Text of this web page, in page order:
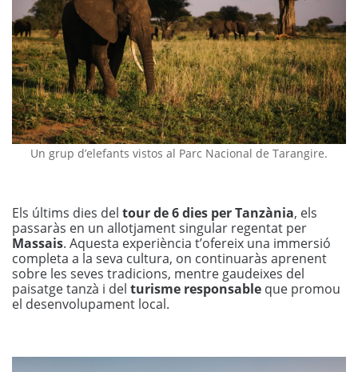
Un grup d’elefants vistos al Parc Nacional de Tarangire.
Els últims dies del tour de 6 dies per Tanzània, els
passaràs en un allotjament singular regentat per
Massais. Aquesta experiència t’ofereix una immersió
completa a la seva cultura, on continuaràs aprenent
sobre les seves tradicions, mentre gaudeixes del
paisatge tanzà i del turisme responsable que promou
el desenvolupament local.